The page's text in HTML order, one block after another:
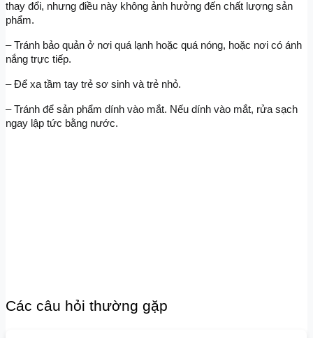
thay đổi, nhưng điều này không ảnh hưởng đến chất lượng sản
phẩm.
– Tránh bảo quản ở nơi quá lạnh hoặc quá nóng, hoặc nơi có ánh
nắng trực tiếp.
– Để xa tầm tay trẻ sơ sinh và trẻ nhỏ.
– Tránh để sản phẩm dính vào mắt. Nếu dính vào mắt, rửa sạch
ngay lập tức bằng nước.
Các câu hỏi thường gặp